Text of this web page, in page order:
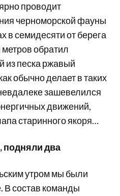
проводит
черноморской фауны
в семидесяти от берега
обратил
из песка ржавый
обычно делает в таких
зашевелился
движений,
старинного якоря…
подняли два
утром мы были
В состав команды